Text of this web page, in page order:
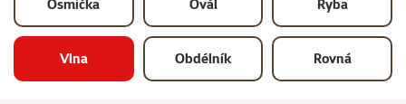
Osmička Ovál Ryba
Vlna Obdélník Rovná